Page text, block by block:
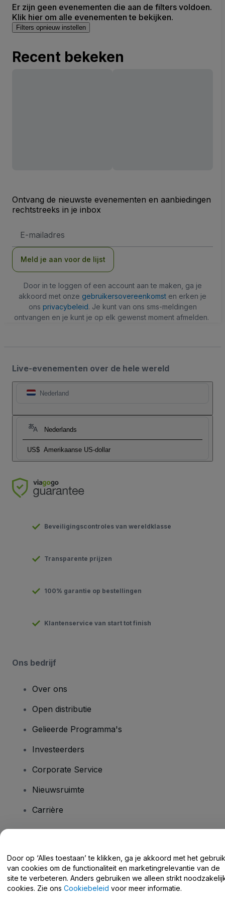
Er zijn geen evenementen die aan de filters voldoen.
Klik hier om alle evenementen te bekijken.
Filters opnieuw instellen
Recent bekeken
Ontvang de nieuwste evenementen en aanbiedingen
rechtstreeks in je inbox
mailadres
Meld je aan voor de lijst
Door in te loggen of een account aan te maken, ga je
akkoord met onze gebruikersovereenkomst en erken je
ons privacybeleid. Je kunt van ons sms-meldingen
ontvangen en je kunt je op elk gewenst moment afmelden.
Live-evenementen over de hele wereld
Nederland
Nederlands
US$ Amerikaanse US-dollar
Beveiligingscontroles van wereldklasse
Transparente prijzen
100% garantie op bestellingen
Klantenservice van start tot finish
Ons bedrijf
Over ons
Open distributie
Gelieerde Programma's
Investeerders
Corporate Service
Nieuwsruimte
Carrière
Helpcentrum / Neem Contact Met Ons Op
Door op ‘Alles toestaan’ te klikken, ga je akkoord met het gebruik
van cookies om de functionaliteit en marketingrelevantie van de
site te verbeteren. Anders gebruiken we alleen strikt
cookies. Zie ons Cookiebeleid voor meer informatie.